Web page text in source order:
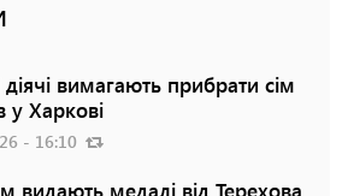
діячі вимагають прибрати сім
у Харкові
- 16:10
видають медалі від Терехова